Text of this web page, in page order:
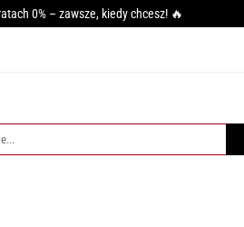
0% – zawsze, kiedy chcesz! 🔥
PRZYPRAWY BLOG